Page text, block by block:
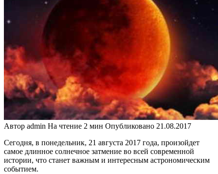
Автор admin На чтение 2 мин Опубликовано 21.08.2017
Сегодня, в понедельник, 21 августа 2017 года, произойдет
самое длинное солнечное затмение во всей современной
истории, что станет важным и интересным астрономическим
событием.